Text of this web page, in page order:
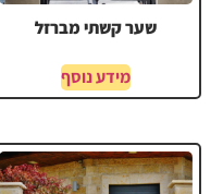
שער קשתי מברזל
מידע נוסף